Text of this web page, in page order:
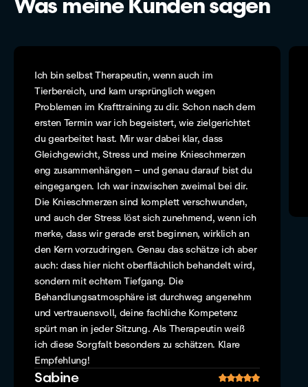
Was meine Kunden sagen
Ich bin selbst Therapeutin, wenn auch im
Tierbereich, und kam ursprünglich wegen
Problemen im Krafttraining zu dir. Schon nach dem
ersten Termin war ich begeistert, wie zielgerichtet
du gearbeitet hast. Mir war dabei klar, dass
Gleichgewicht, Stress und meine Knieschmerzen
eng zusammenhängen – und genau darauf bist du
eingegangen. Ich war inzwischen zweimal bei dir.
Die Knieschmerzen sind komplett verschwunden,
und auch der Stress löst sich zunehmend, wenn ich
merke, dass wir gerade erst beginnen, wirklich an
den Kern vorzudringen. Genau das schätze ich aber
auch: dass hier nicht oberflächlich behandelt wird,
sondern mit echtem Tiefgang. Die
Behandlungsatmosphäre ist durchweg angenehm
und vertrauensvoll, deine fachliche Kompetenz
spürt man in jeder Sitzung. Als Therapeutin weiß
ich diese Sorgfalt besonders zu schätzen. Klare
Empfehlung!
Sabine